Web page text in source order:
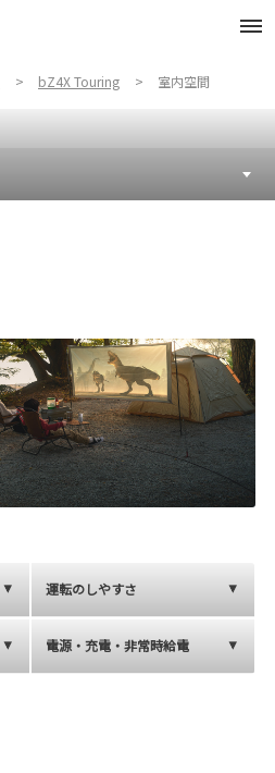
bZ4X Touring 室内空間
運転のしやすさ
電源・充電・非常時給電